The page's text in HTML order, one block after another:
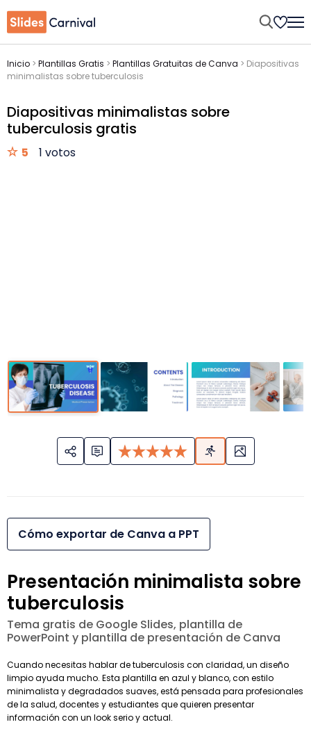
Inicio > Plantillas Gratis > Plantillas Gratuitas de Canva > Diapositivas
minimalistas sobre tuberculosis
Diapositivas minimalistas sobre
tuberculosis gratis
5 1 votos
Cómo exportar de Canva a PPT
Presentación minimalista sobre
tuberculosis
Tema gratis de Google Slides, plantilla de
PowerPoint y plantilla de presentación de Canva
Cuando necesitas hablar de tuberculosis con claridad, un diseño
limpio ayuda mucho. Esta plantilla en azul y blanco, con estilo
minimalista y degradados suaves, está pensada para profesionales
de la salud, docentes y estudiantes que quieren presentar
información con un look serio y actual.